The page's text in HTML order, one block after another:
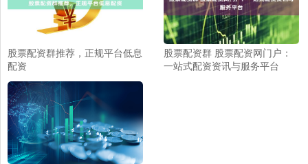
股票配资群推荐，正规平台低息
配资
股票配资群 股票配资网门户：
一站式配资资讯与服务平台